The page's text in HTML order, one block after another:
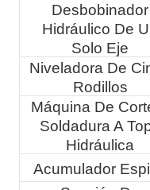
Desbobinador
Hidráulico De
Solo Eje
Niveladora De
Rodillos
Máquina De
Soldadura A
Hidráulica
Acumulador